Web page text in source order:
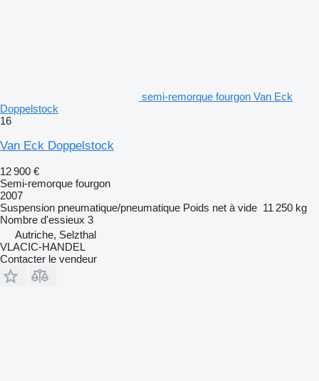
semi-remorque fourgon Van Eck
Doppelstock
16
Van Eck Doppelstock
12 900 €
Semi-remorque fourgon
2007
Suspension pneumatique/pneumatique Poids net à vide 11 250 kg
Nombre d'essieux 3
Autriche, Selzthal
VLACIC-HANDEL
Contacter le vendeur